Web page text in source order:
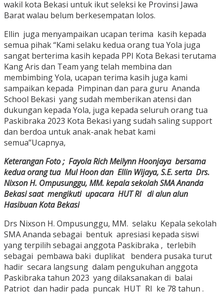
wakil kota Bekasi untuk ikut seleksi ke Provinsi Jawa
Barat walau belum berkesempatan lolos.
Ellin juga menyampaikan ucapan terima kasih kepada
semua pihak “Kami selaku kedua orang tua Yola juga
sangat berterima kasih kepada PPI Kota Bekasi terutama
Kang Aris dan Team yang telah membina dan
membimbing Yola, ucapan terima kasih juga kami
sampaikan kepada Pimpinan dan para guru Ananda
School Bekasi yang sudah memberikan atensi dan
dukungan kepada Yola, juga kepada seluruh orang tua
Paskibraka 2023 Kota Bekasi yang sudah saling support
dan berdoa untuk anak-anak hebat kami
semua”Ucapnya,
Keterangan Foto ; Fayola Rich Meilynn Hoonjaya bersama
kedua orang tua Mul Hoon dan Ellin Wijaya, S.E. serta Drs.
Nixson H. Ompusunggu, MM. kepala sekolah SMA Ananda
Bekasi saat mengikuti upacara HUT RI di alun alun
Hasibuan Kota Bekasi
Drs Nixson H. Ompusunggu, MM. selaku Kepala sekolah
SMA Ananda sebagai bentuk apresiasi kepada siswi
yang terpilih sebagai anggota Paskibraka , terlebih
sebagai pembawa baki duplikat bendera pusaka turut
hadir secara langsung dalam pengukuhan anggota
Paskibraka tahun 2023 yang dilaksanakan di balai
Patriot dan hadir pada puncak HUT RI ke 78 tahun .